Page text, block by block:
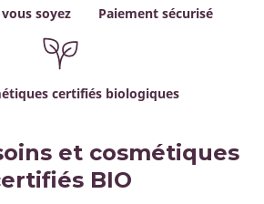
soyez Paiement sécurisé
certifiés biologiques
et cosmétiques
BIO